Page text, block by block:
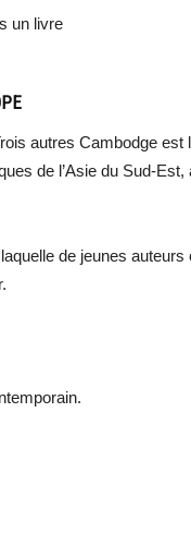
un livre
autres Cambodge est
de l’Asie du Sud-
de jeunes